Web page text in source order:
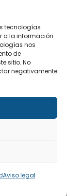
tecnologías
a la información
nos
de
sitio. No
negativamente
Aviso legal
de
y